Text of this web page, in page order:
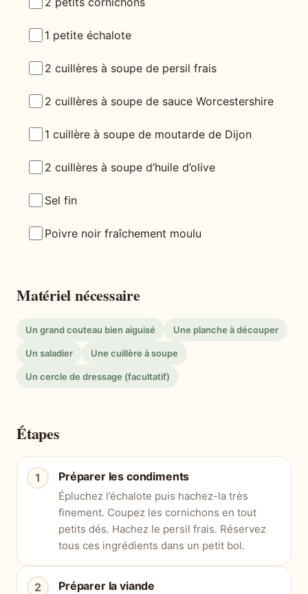
1 petite échalote
2 cuillères à soupe de persil frais
2 cuillères à soupe de sauce Worcestershire
1 cuillère à soupe de moutarde de Dijon
2 cuillères à soupe d’huile d’olive
Sel fin
Poivre noir fraîchement moulu
Matériel nécessaire
Un grand couteau bien aiguisé Une planche à découper
Un saladier Une cuillère à soupe
Un cercle de dressage (facultatif)
Étapes
Préparer les condiments
Épluchez l’échalote puis hachez-la très
finement. Coupez les cornichons en tout
petits dés. Hachez le persil frais. Réservez
tous ces ingrédients dans un petit bol.
Préparer la viande